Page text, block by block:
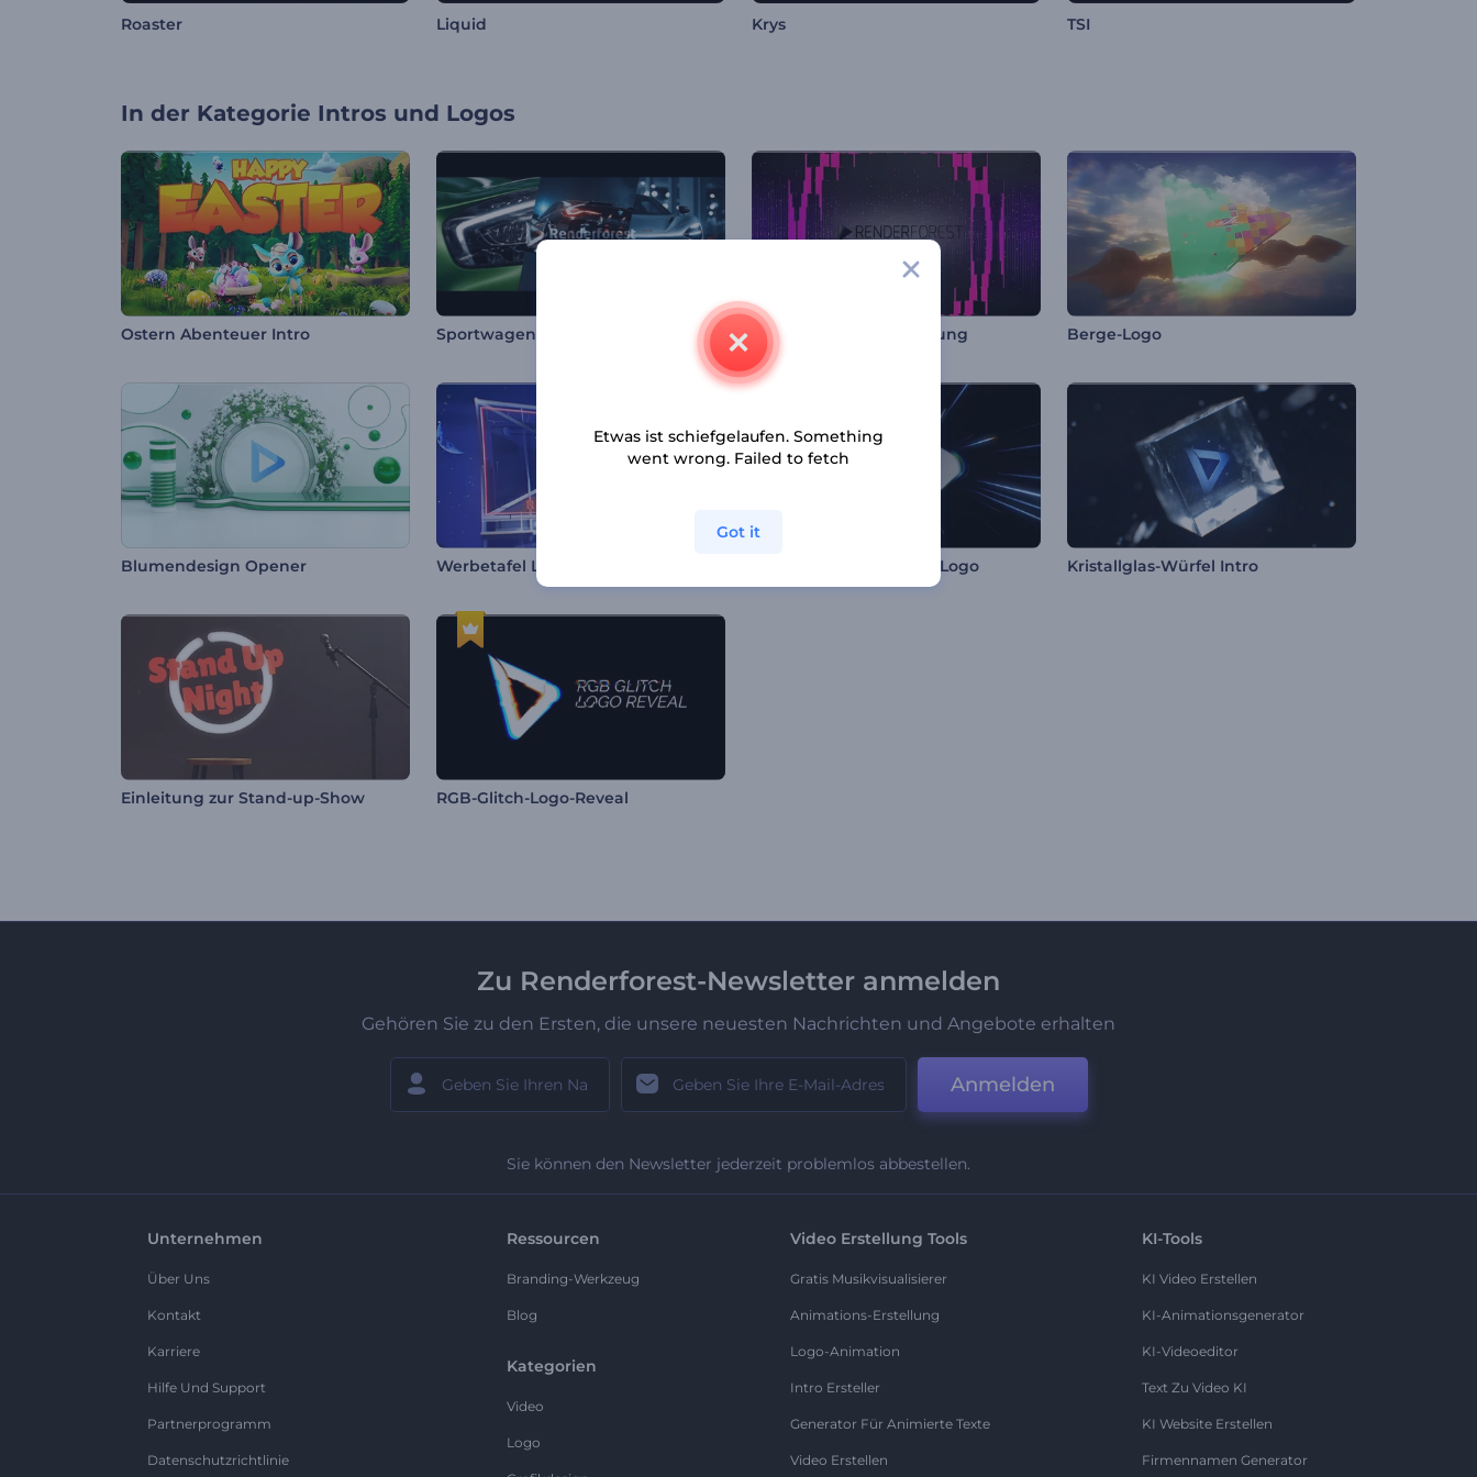
Roaster Liquid Krys TSI
In der Kategorie Intros und Logos
Ostern Abenteuer Intro Sportwagenrennen Intro Projektionslogo Abbildung Berge-Logo
Blumendesign Opener Werbetafel Logoenthüllung Lichtgeschwindigkeits-Logo Kristallglas-Würfel Intro
Einleitung zur Stand-up-Show RGB-Glitch-Logo-Reveal
Zu Renderforest-Newsletter anmelden
Gehören Sie zu den Ersten, die unsere neuesten Nachrichten und Angebote erhalten
Anmelden
Sie können den Newsletter jederzeit problemlos abbestellen.
Unternehmen
Über Uns
Kontakt
Karriere
Hilfe Und Support
Partnerprogramm
Datenschutzrichtlinie
Ressourcen
Branding-Werkzeug
Blog
Kategorien
Video
Logo
Video Erstellung Tools
Gratis Musikvisualisierer
Animations-Erstellung
Logo-Animation
Intro Ersteller
Generator Für Animierte Texte
Video Erstellen
KI-Tools
KI Video Erstellen
KI-Animationsgenerator
KI-Videoeditor
Text Zu Video KI
KI Website Erstellen
Firmennamen Generator
Etwas ist schiefgelaufen. Something
went wrong. Failed to fetch
Got it